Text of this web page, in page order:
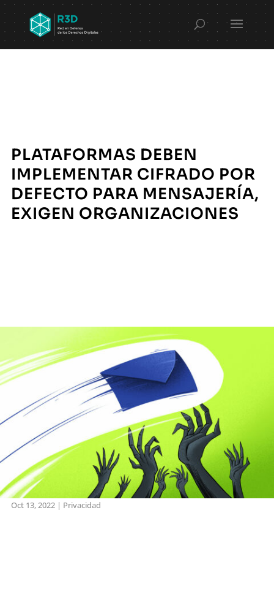
PLATAFORMAS DEBEN
IMPLEMENTAR CIFRADO POR
DEFECTO PARA MENSAJERÍA,
EXIGEN ORGANIZACIONES
Oct 13, 2022| Privacidad